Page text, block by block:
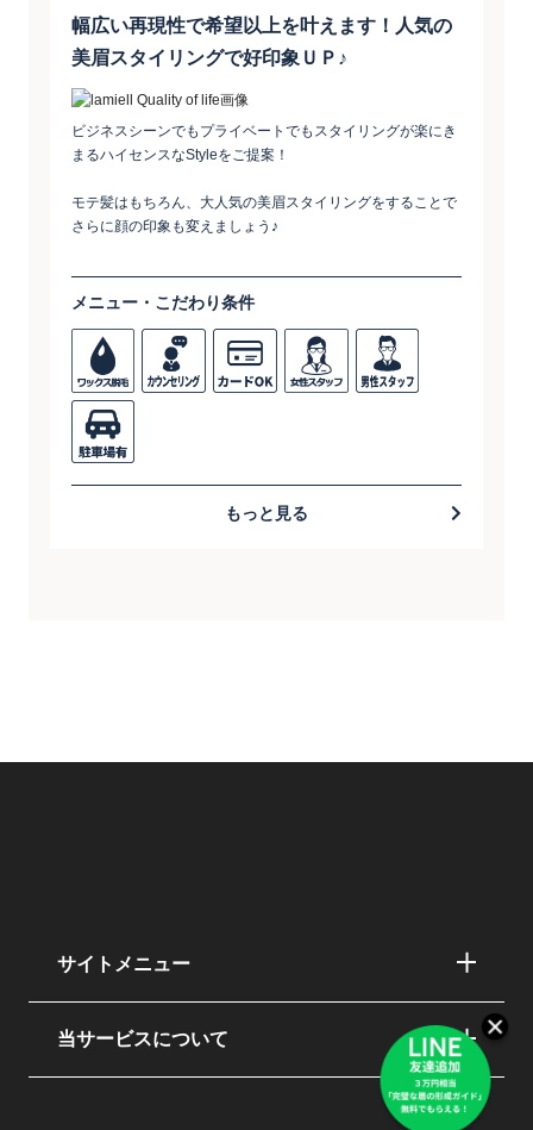
幅広い再現性で希望以上を叶えます！人気の
美眉スタイリングで好印象ＵＰ♪
ビジネスシーンでもプライベートでもスタイリングが楽にき
まるハイセンスなStyleをご提案！
モテ髪はもちろん、大人気の美眉スタイリングをすることで
さらに顔の印象も変えましょう♪
メニュー・こだわり条件
もっと見る
サイトメニュー
当サービスについて